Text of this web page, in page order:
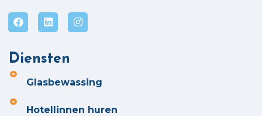
Diensten
Glasbewassing
Hotellinnen huren